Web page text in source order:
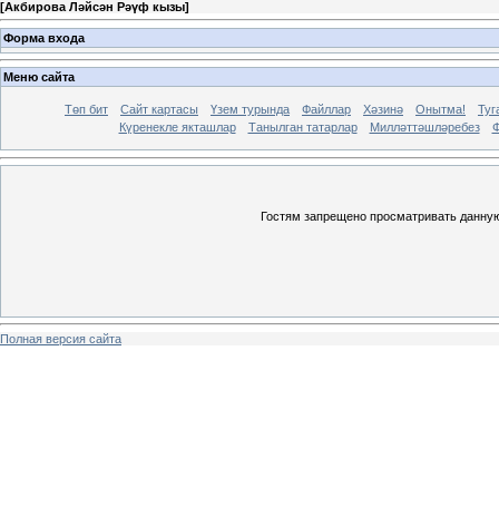
[Акбирова Ләйсән Рәүф кызы]
Форма входа
Меню сайта
Төп бит Сайт картасы Үзем турында Файллар Хәзинә Онытма!
Күренекле якташлар
Танылган татарлар Милләттәшләребез
Гостям запрещено просматривать
Полная версия сайта